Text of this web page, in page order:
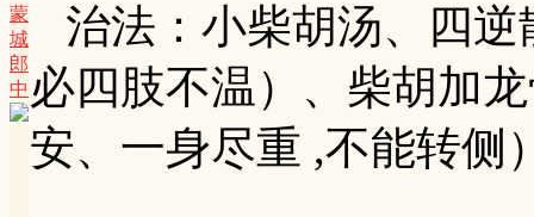
蒙
城
郎
中
治法：小柴胡汤、四逆
必四肢不温）、柴胡加
安、一身尽重 ,不能转侧